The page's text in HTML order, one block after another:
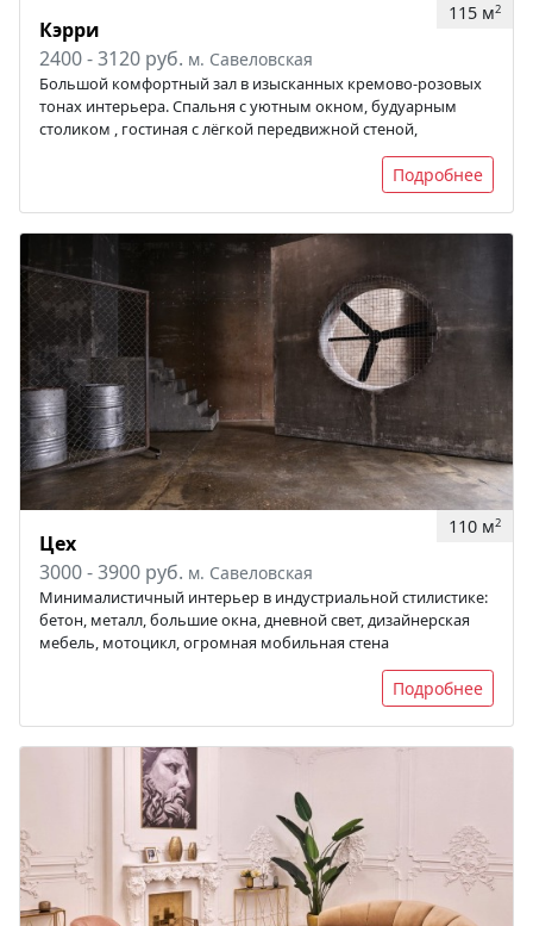
115 м2
Кэрри
2400 - 3120 руб. м. Савеловская
Большой комфортный зал в изысканных кремово-розовых
тонах интерьера. Спальня с уютным окном, будуарным
столиком , гостиная с лёгкой передвижной стеной,
Подробнее
110 м2
Цех
3000 - 3900 руб. м. Савеловская
Минималистичный интерьер в индустриальной стилистике:
бетон, металл, большие окна, дневной свет, дизайнерская
мебель, мотоцикл, огромная мобильная стена
Подробнее